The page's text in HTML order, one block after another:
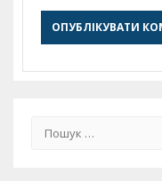
Пошук: